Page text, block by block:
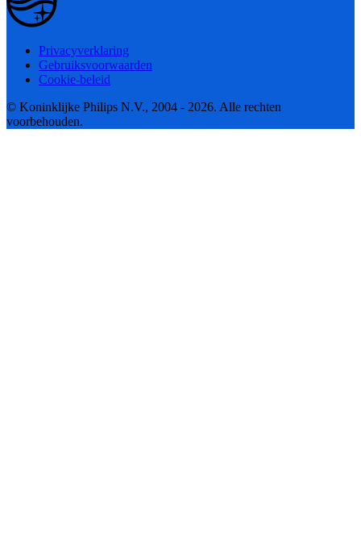
Privacyverklaring
Gebruiksvoorwaarden
Cookie-beleid
© Koninklijke Philips N.V., 2004 - 2026. Alle rechten
voorbehouden.